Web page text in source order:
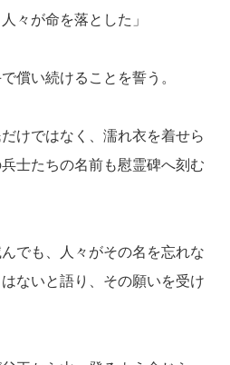
々が命を落とした」
償い続けることを誓う。
けではなく、濡れ衣を着せら
士たちの名前も慰霊碑へ刻む
でも、人々がその名を忘れな
ないと語り、その願いを受け